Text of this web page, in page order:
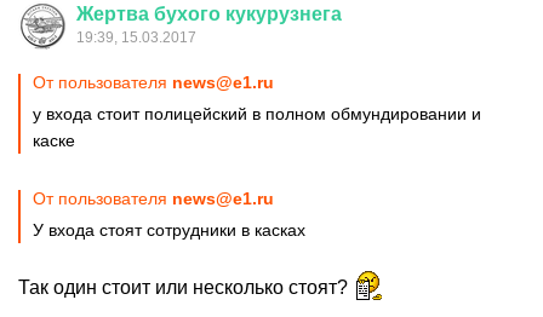
Жертва бухого кукурузнега
19:39, 15.03.2017
От пользователя news@e1.ru
у входа стоит полицейский в полном обмундировании и
каске
От пользователя news@e1.ru
У входа стоят сотрудники в касках
Так один стоит или несколько стоят?